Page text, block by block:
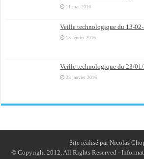
11 mai 2016
Veille technologique du 13-
13 février 2016
Veille technologique du 23/
23 janvier 2016
Site réalisé par Nicolas
© Copyright 2012, All Rights Reserved -